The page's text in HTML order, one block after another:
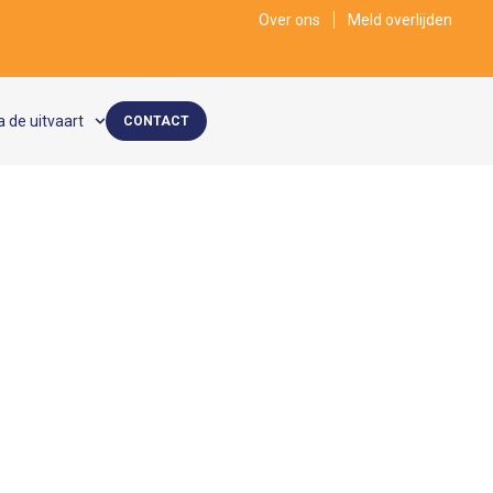
Over ons Meld overlijden
de uitvaart CONTACT